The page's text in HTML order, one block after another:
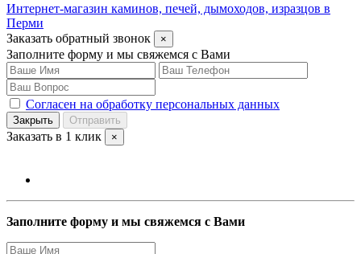
Интернет-магазин каминов, печей, дымоходов, изразцов в
Перми
Заказать обратный звонок
×
Заполните форму и мы свяжемся с Вами
Согласен на обработку персональных данных
Закрыть Отправить
Заказать в 1 клик ×
Заполните форму и мы свяжемся с Вами